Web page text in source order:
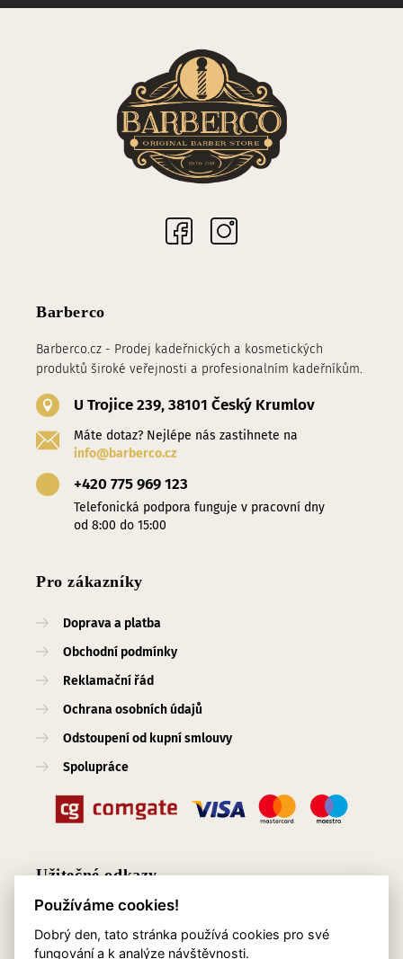
Barberco
Barberco.cz - Prodej kadeřnických a kosmetických
produktů široké veřejnosti a profesionalním kadeřníkům.
U Trojice 239, 38101 Český Krumlov
Máte dotaz? Nejlépe nás zastihnete na
info@barberco.cz
+420 775 969 123
Telefonická podpora funguje v pracovní dny
od 8:00 do 15:00
Pro zákazníky
Doprava a platba
Obchodní podmínky
Reklamační řád
Ochrana osobních údajů
Odstoupení od kupní smlouvy
Spolupráce
Užitečné odkazy
Blog
Používáme cookies!
Dobrý den, tato stránka používá cookies pro své
fungování a k analýze návštěvnosti.